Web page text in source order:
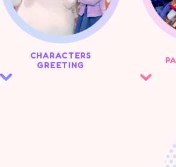
CHARACTERS
GREETING